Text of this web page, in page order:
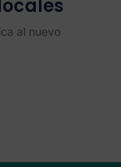
al nuevo